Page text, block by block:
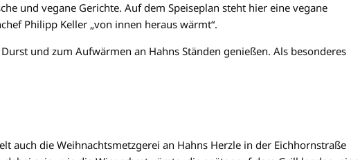
und vegane Gerichte. Auf dem Speiseplan steht hier eine vegane
Philipp Keller „von innen heraus wärmt“.
und zum Aufwärmen an Hahns Ständen genießen. Als besonderes
auch die Weihnachtsmetzgerei an Hahns Herzle in der Eichhornstraße